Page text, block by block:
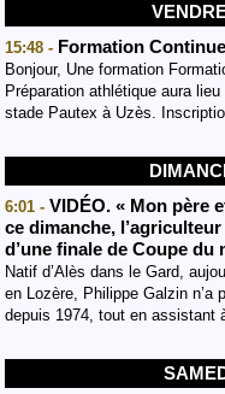
15:48 - Formation
Bonjour, Une formation
Préparation athlétique aura
stade Pautex à Uzès.
6:01 - VIDÉO. « Mon père
ce dimanche,
d’une finale de Coupe du
Natif d’Alès dans le Gard,
en Lozère, Philippe Galzin n’a
depuis 1974, tout en assistant